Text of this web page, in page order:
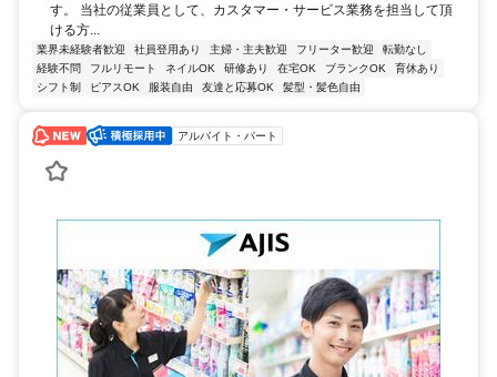
す。 当社の従業員として、カスタマー・サービス業務を担当して頂
ける方...
業界未経験者歓迎 社員登用あり 主婦・主夫歓迎 フリーター歓迎
転勤なし
経験不問
フルリモート ネイルOK 研修あり 在宅OK ブランクOK
育休あり
シフト制
ピアスOK 服装自由 友達と応募OK 髪型・髪色自由
アルバイト・パート